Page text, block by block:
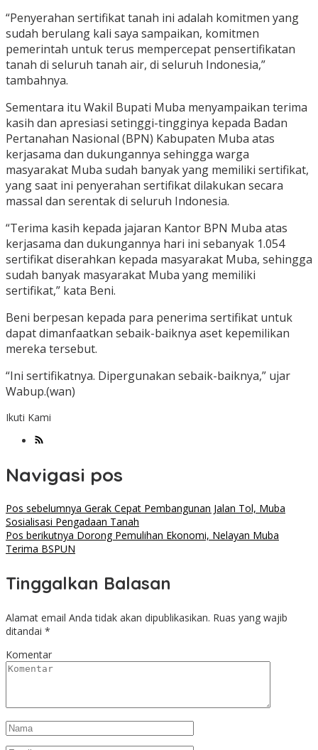
“Penyerahan sertifikat tanah ini adalah komitmen yang
sudah berulang kali saya sampaikan, komitmen
pemerintah untuk terus mempercepat pensertifikatan
tanah di seluruh tanah air, di seluruh Indonesia,”
tambahnya.
Sementara itu Wakil Bupati Muba menyampaikan terima
kasih dan apresiasi setinggi-tingginya kepada Badan
Pertanahan Nasional (BPN) Kabupaten Muba atas
kerjasama dan dukungannya sehingga warga
masyarakat Muba sudah banyak yang memiliki sertifikat,
yang saat ini penyerahan sertifikat dilakukan secara
massal dan serentak di seluruh Indonesia.
“Terima kasih kepada jajaran Kantor BPN Muba atas
kerjasama dan dukungannya hari ini sebanyak 1.054
sertifikat diserahkan kepada masyarakat Muba, sehingga
sudah banyak masyarakat Muba yang memiliki
sertifikat,” kata Beni.
Beni berpesan kepada para penerima sertifikat untuk
dapat dimanfaatkan sebaik-baiknya aset kepemilikan
mereka tersebut.
“Ini sertifikatnya. Dipergunakan sebaik-baiknya,” ujar
Wabup.(wan)
Ikuti Kami
Navigasi pos
Pos sebelumnya Gerak Cepat Pembangunan Jalan Tol, Muba
Sosialisasi Pengadaan Tanah
Pos berikutnya Dorong Pemulihan Ekonomi, Nelayan Muba
Terima BSPUN
Tinggalkan Balasan
Alamat email Anda tidak akan dipublikasikan. Ruas yang wajib
ditandai *
Komentar